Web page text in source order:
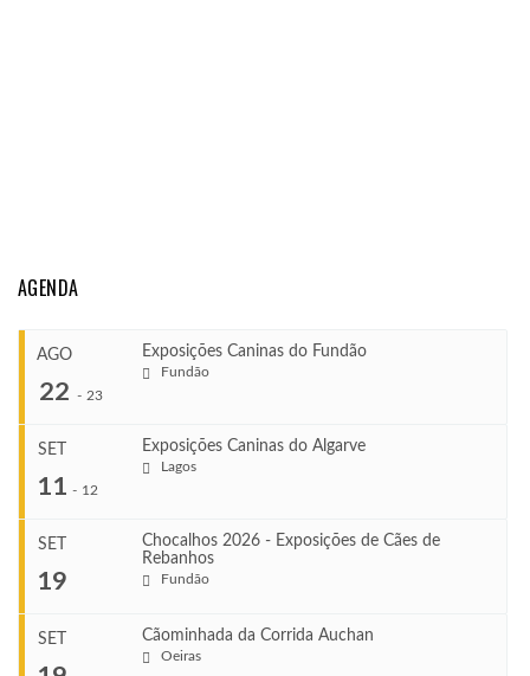
AGENDA
AGO
22 - 23
Exposições Caninas do Fundão
Fundão
Ago 22, 2026
Ago 23, 2026
SET
11 - 12
Exposições Caninas do Algarve
Lagos
SET
19
Chocalhos 2026 - Exposições de Cães de
Rebanhos
Fundão
SET Cãominhada da Corrida Auchan
Oeiras